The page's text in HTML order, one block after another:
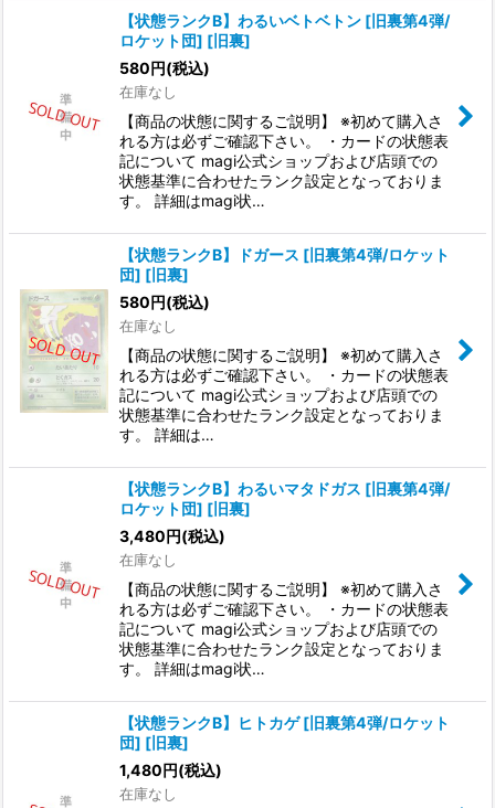
【状態ランクB】わるいベトベトン [旧裏第4弾/
ロケット団] [旧裏]
580円(税込)
在庫なし
【商品の状態に関するご説明】 ※初めて購入さ
れる方は必ずご確認下さい。 ・カードの状態表
記について magi公式ショップおよび店頭での
状態基準に合わせたランク設定となっておりま
す。 詳細はmagi状…
【状態ランクB】ドガース [旧裏第4弾/ロケット
団] [旧裏]
580円(税込)
在庫なし
【商品の状態に関するご説明】 ※初めて購入さ
れる方は必ずご確認下さい。 ・カードの状態表
記について magi公式ショップおよび店頭での
状態基準に合わせたランク設定となっておりま
す。 詳細は…
【状態ランクB】わるいマタドガス [旧裏第4弾/
ロケット団] [旧裏]
3,480円(税込)
在庫なし
【商品の状態に関するご説明】 ※初めて購入さ
れる方は必ずご確認下さい。 ・カードの状態表
記について magi公式ショップおよび店頭での
状態基準に合わせたランク設定となっておりま
す。 詳細はmagi状…
【状態ランクB】ヒトカゲ [旧裏第4弾/ロケット
団] [旧裏]
1,480円(税込)
在庫なし